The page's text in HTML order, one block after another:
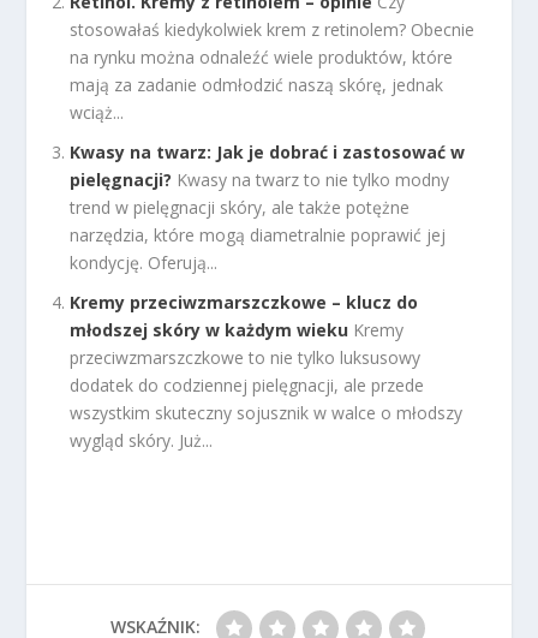
stosowałaś kiedykolwiek krem z retinolem? Obecnie
na rynku można odnaleźć wiele produktów, które
mają za zadanie odmłodzić naszą skórę, jednak
wciąż...
Kwasy na twarz: Jak je dobrać i zastosować w
pielęgnacji? Kwasy na twarz to nie tylko modny
trend w pielęgnacji skóry, ale także potężne
narzędzia, które mogą diametralnie poprawić jej
kondycję. Oferują...
Kremy przeciwzmarszczkowe – klucz do
młodszej skóry w każdym wieku Kremy
przeciwzmarszczkowe to nie tylko luksusowy
dodatek do codziennej pielęgnacji, ale przede
wszystkim skuteczny sojusznik w walce o młodszy
wygląd skóry. Już...
WSKAŹNIK: